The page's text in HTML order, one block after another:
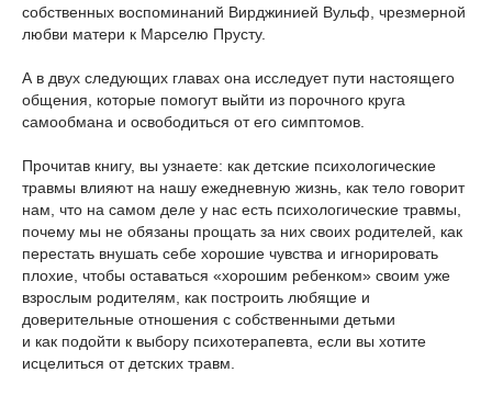
собственных воспоминаний Вирджинией Вульф, чрезмерной
любви матери к Марселю Прусту.
А в двух следующих главах она исследует пути настоящего
общения, которые помогут выйти из порочного круга
самообмана и освободиться от его симптомов.
Прочитав книгу, вы узнаете: как детские психологические
травмы влияют на нашу ежедневную жизнь, как тело говорит
нам, что на самом деле у нас есть психологические травмы,
почему мы не обязаны прощать за них своих родителей, как
перестать внушать себе хорошие чувства и игнорировать
плохие, чтобы оставаться «хорошим ребенком» своим уже
взрослым родителям, как построить любящие и
доверительные отношения с собственными детьми
и как подойти к выбору психотерапевта, если вы хотите
исцелиться от детских травм.